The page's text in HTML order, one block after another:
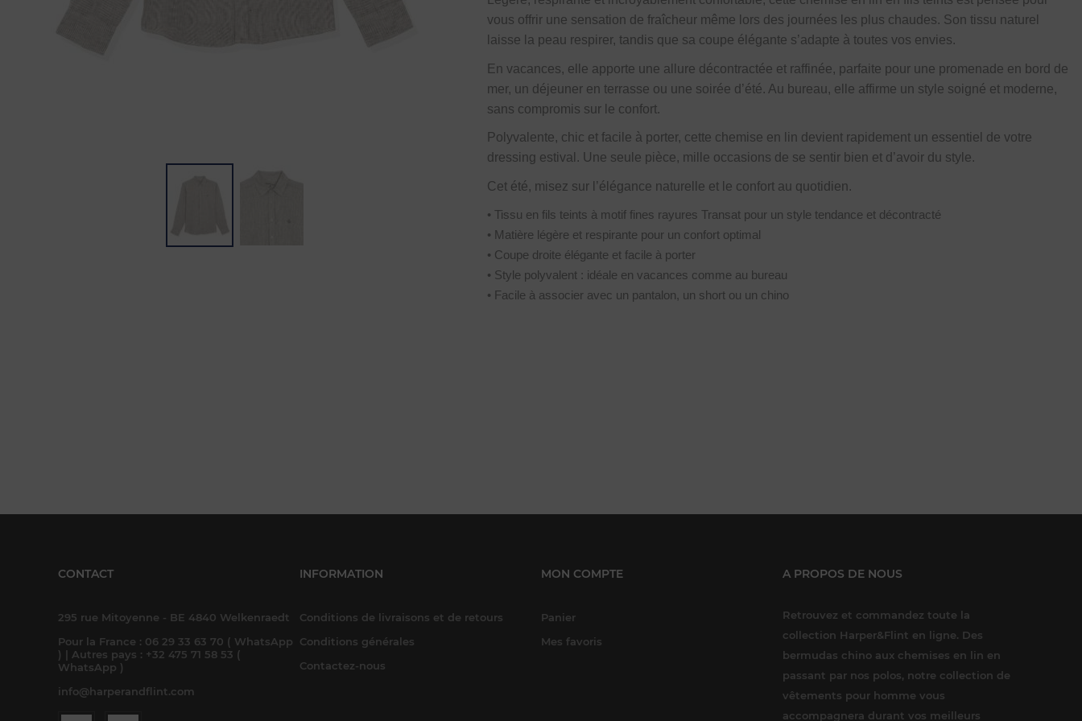
vous offrir une sensation de fraîcheur même lors des journées les plus chaudes. Son tissu naturel
laisse la peau respirer, tandis que sa coupe élégante s’adapte à toutes vos envies.
En vacances, elle apporte une allure décontractée et raffinée, parfaite pour une promenade en bord de
mer, un déjeuner en terrasse ou une soirée d’été. Au bureau, elle affirme un style soigné et moderne,
sans compromis sur le confort.
Polyvalente, chic et facile à porter, cette chemise en lin devient rapidement un essentiel de votre
dressing estival. Une seule pièce, mille occasions de se sentir bien et d’avoir du style.
Cet été, misez sur l’élégance naturelle et le confort au quotidien.
• Tissu en fils teints à motif fines rayures Transat pour un style tendance et décontracté
• Matière légère et respirante pour un confort optimal
• Coupe droite élégante et facile à porter
• Style polyvalent : idéale en vacances comme au bureau
• Facile à associer avec un pantalon, un short ou un chino
CONTACT
295 rue Mitoyenne - BE 4840 Welkenraedt
Pour la France : 06 29 33 63 70 ( WhatsApp
) | Autres pays : +32 475 71 58 53 (
WhatsApp )
info@harperandflint.com
INFORMATION
Conditions de livraisons et de retours
Conditions générales
Contactez-nous
MON COMPTE
Panier
Mes favoris
A PROPOS DE NOUS
Retrouvez et commandez toute la
collection Harper&Flint en ligne. Des
bermudas chino aux chemises en lin en
passant par nos polos, notre collection de
vêtements pour homme vous
accompagnera durant vos meilleurs